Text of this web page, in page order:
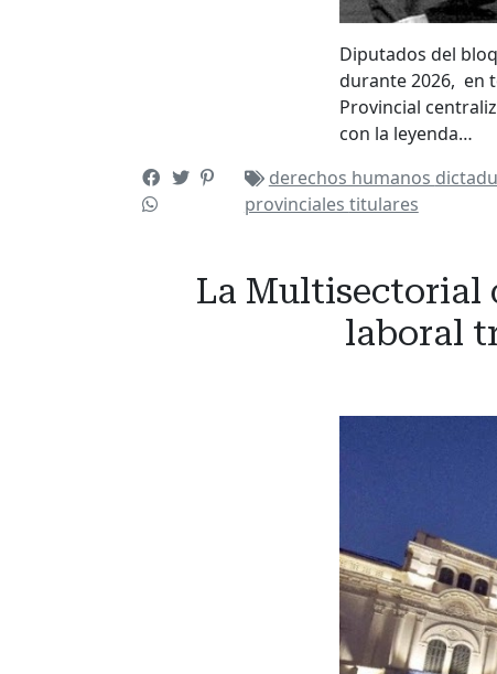
Diputados del
durante 2026, en
Provincial
con la leyenda…
derechos humanos
provinciales titulares
La Multisectorial
laboral